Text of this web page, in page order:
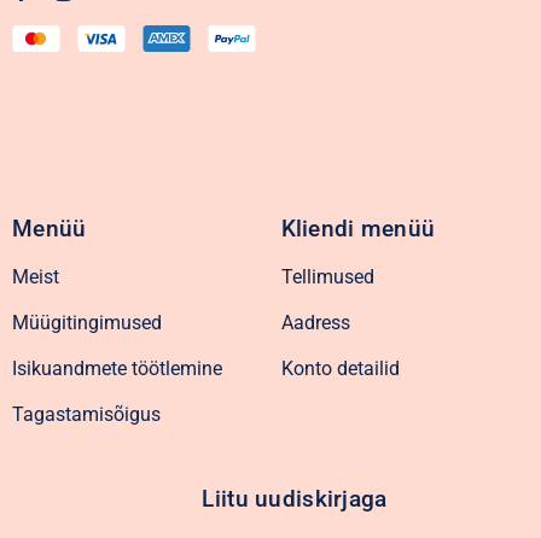
Menüü
Meist
Müügitingimused
Isikuandmete töötlemine
Tagastamisõigus
Kliendi menüü
Tellimused
Aadress
Konto detailid
Liitu uudiskirjaga